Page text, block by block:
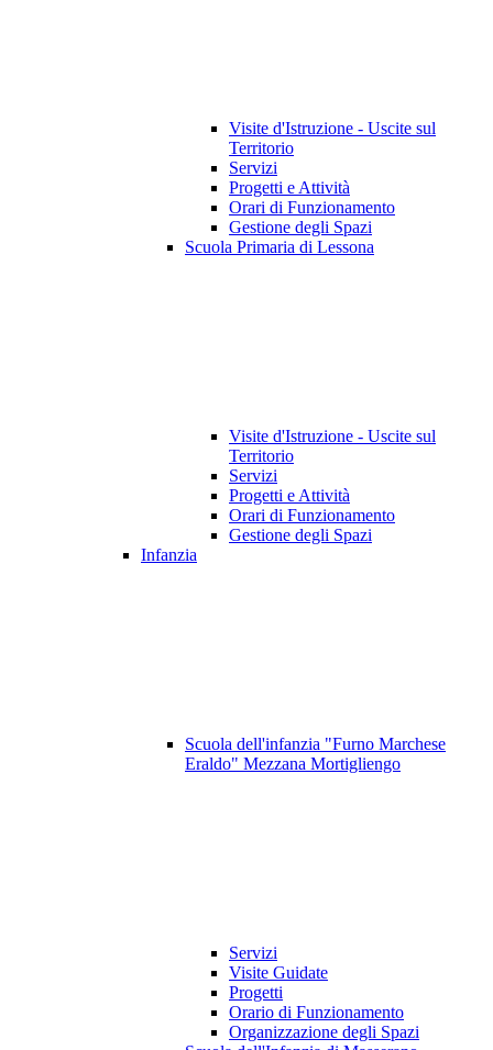
Visite d'Istruzione - Uscite sul
Territorio
Servizi
Progetti e Attività
Orari di Funzionamento
Gestione degli Spazi
Scuola Primaria di Lessona
Visite d'Istruzione - Uscite sul
Territorio
Servizi
Progetti e Attività
Orari di Funzionamento
Gestione degli Spazi
Infanzia
Scuola dell'infanzia "Furno Marchese
Eraldo" Mezzana Mortigliengo
Servizi
Visite Guidate
Progetti
Orario di Funzionamento
Organizzazione degli Spazi